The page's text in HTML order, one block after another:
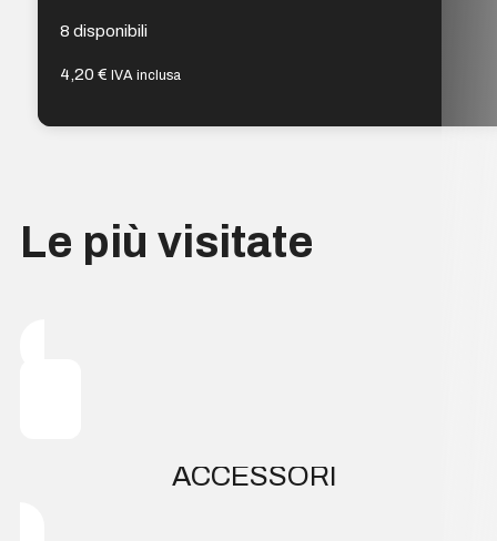
8 disponibili
4,20€ IVA inclusa
Le più visitate
ACCESSORI